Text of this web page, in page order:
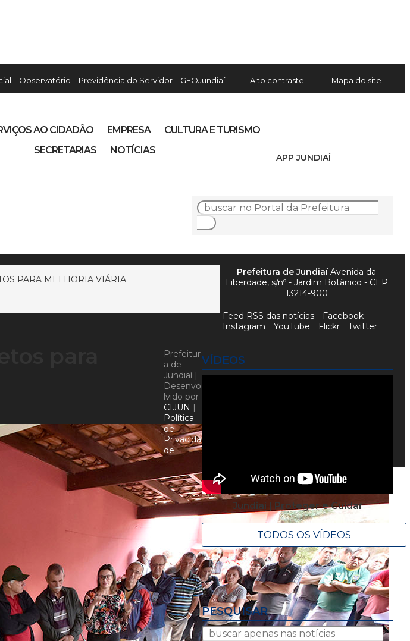
Observatório Previdência do Servidor GEOJundiaí Alto contraste Mapa do site
APP JUNDIAÍ
AO CIDADÃO EMPRESA
CULTURA E TURISMO
SECRETARIAS
NOTÍCIAS
PARA MELHORIA VIÁRIA
VÍDEOS
Jundiaí | Proteger e Cuidar
TODOS OS VÍDEOS
PESQUISAR
Prefeitura de JundiaíAvenida da
Liberdade, s/nº - Jardim Botânico - CEP
13214-900
Feed RSS das notícias
Facebook
Instagram
YouTube Flickr Twitter
Prefeitur
a de
Jundiaí |
Desenvo
lvido por
CIJUN |
Política
de
Privacida
de